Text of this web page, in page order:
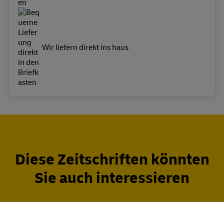
Wir liefern direkt ins haus
Diese Zeitschriften könnten
Sie auch interessieren